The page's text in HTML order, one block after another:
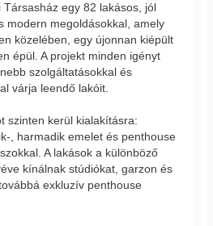
Társasház egy 82 lakásos, jól
modern megoldásokkal, amely
közelében, egy újonnan kiépült
épül. A projekt minden igényt
szolgáltatásokkal és
várja leendő lakóit.
szinten kerül kialakításra:
, harmadik emelet és penthouse
A lakások a különböző
kínálnak stúdiókat, garzon és
exkluzív penthouse